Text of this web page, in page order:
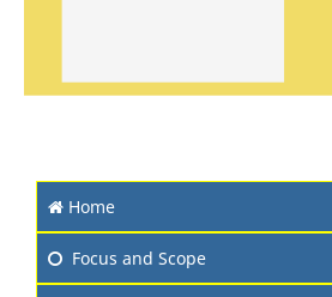
Home
Focus and Scope